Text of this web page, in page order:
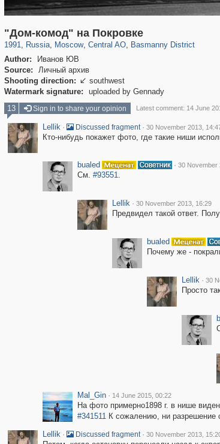
"Дом-комод" на Покровке
1991, Russia
1,406,840 29,243
, Moscow
319,864 8,286
, Central AO
160,012 5,916
, Basmanny District
13,204
Author:
Иванов ЮВ
Source:
Личный архив
Shooting direction:  southwest
Watermark signature:
uploaded by Gennady
13 Sign in to share your opinion Latest comment: 14 June
Lellik · Discussed fragment · 30 November 2013,
Кто-нибудь покажет фото, где такие ниши
bualed · 30 November
См. #93551.
Lellik · 30 November 2013, 16:29
Предвидел такой ответ.
bualed
Почему же -
Lellik · 30
Просто
Mal_Gin · 14 June 2015, 00:22
На фото примерно1898 г. в нише
#341511К сожалению, ни разрешение
Lellik · Discussed fragment · 30 November 2013,